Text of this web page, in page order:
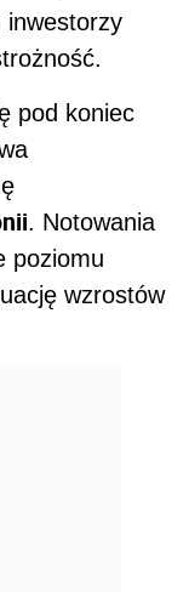
inwestorzy
pod koniec
. Notowania
poziomu
wzrostów